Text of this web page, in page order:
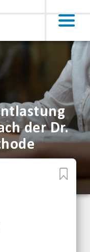
der Dr.